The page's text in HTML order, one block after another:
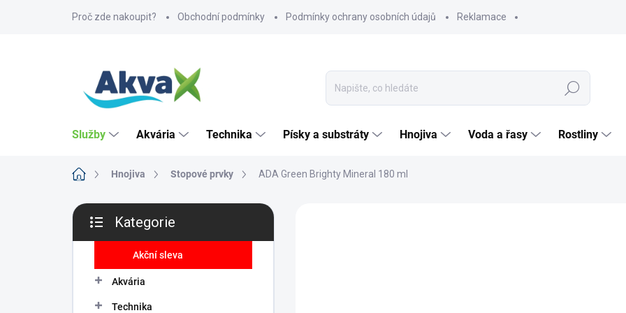
Proč zde nakoupit? Obchodní podmínky Podmínky ochrany osobních údajů Reklamace
Hledat
Služby Akvária Technika Písky a substráty Hnojiva Voda a řasy Rostliny
Domů Hnojiva Stopové prvky ADA Green Brighty Mineral 180 ml
P
s
kategorie
Kategorie
Akční sleva
Akvária
Technika